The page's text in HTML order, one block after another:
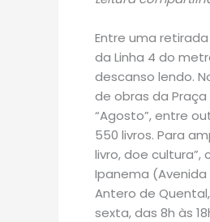
Entre uma
da Linha 4 do
descanso lendo.
de obras da
“Agosto”, entre
550 livros. Para
livro, doe
Ipanema (Avenida
Antero de
sexta, das 8h às